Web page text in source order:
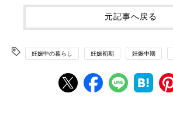
元記事へ戻る
妊娠中の暮らし 妊娠初期 妊娠中期